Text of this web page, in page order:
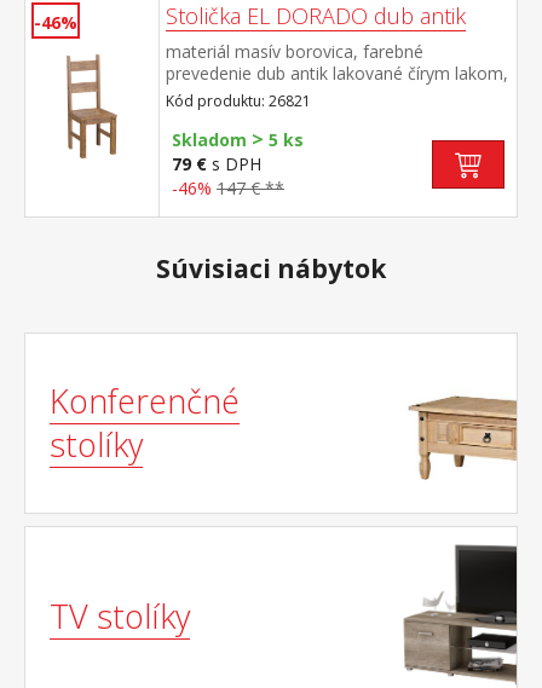
-46% Stolička EL DORADO dub antik
materiál masív borovica, farebné
prevedenie dub antik lakované čírym lakom,
vlis drevenej štruktúry súčasť zostavy EL
DORADO
Kód produktu: 26821
Skladom > 5 ks
79 € s DPH
-46% 147 € **
Súvisiaci nábytok
Konferenčné
stolíky
TV stolíky